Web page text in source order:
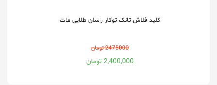
کلید فلاش تانک توکار راسان طلایی مات
2475000 تومان
2,400,000 تومان